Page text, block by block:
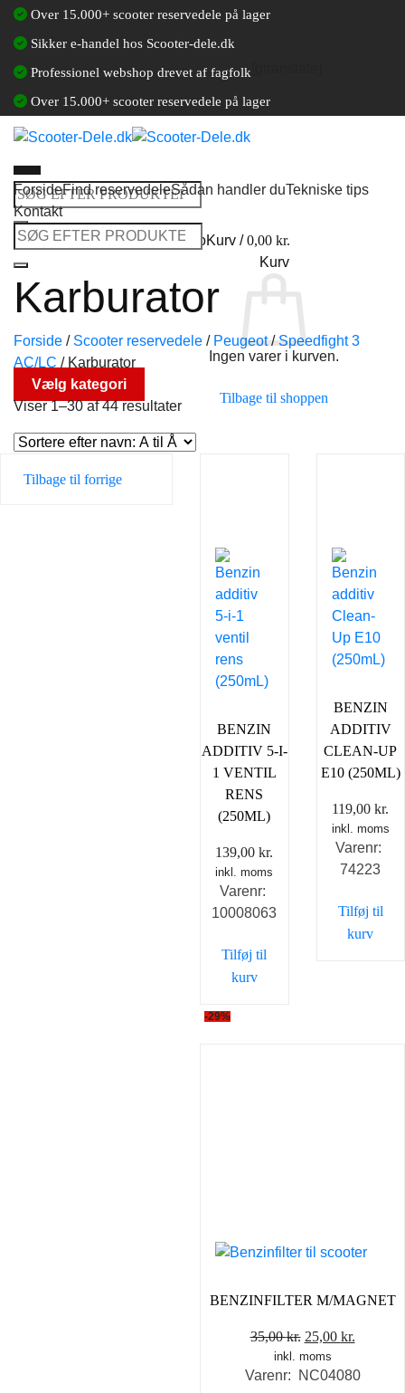
Fortsæt
indhold
Over 15.000+ scooter reservedele på lager
Sikker e-handel hos Scooter-dele.dk
Professionel webshop drevet af fagfolk
Over 15.000+ scooter reservedele på lager
Søg
efter:
Log ind / Opret en kundekontoKurv /0,00 kr.
Kurv
Ingen varer i kurven.
Tilbage til shoppen
ForsideFind reservedeleSådan handler duTekniske tips
Kontakt
Søg
efter:
Karburator
Forside / Scooter reservedele / Peugeot / Speedfight 3
AC/LC /Karburator
Vælg kategori
Viser 1–30 af 44 resultater
Tilbage til forrige
BENZIN
ADDITIV 5-I-
1 VENTIL
RENS
(250ML)
139,00kr.
inkl. moms
Varenr:
10008063
Tilføj til
kurv
BENZIN
ADDITIV
CLEAN-UP
E10 (250ML)
119,00kr.
inkl. moms
Varenr:
74223
Tilføj til
kurv
-29%
BENZINFILTER M/MAGNET
35,00kr. Den
oprindelige
pris
25,00 kr.
pris
inkl. moms
Varenr: NC04080